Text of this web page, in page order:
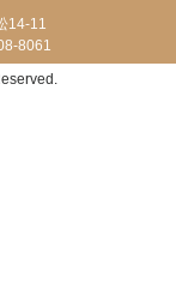
14-11
8061